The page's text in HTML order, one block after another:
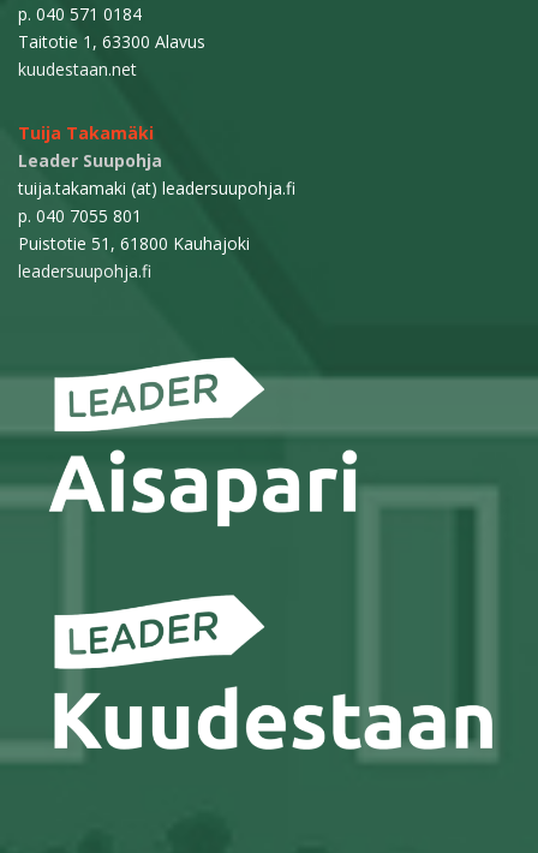
p. 040 571 0184
Taitotie 1, 63300 Alavus
kuudestaan.net
Tuija Takamäki
Leader Suupohja
tuija.takamaki (at) leadersuupohja.fi
p. 040 7055 801
Puistotie 51, 61800 Kauhajoki
leadersuupohja.fi